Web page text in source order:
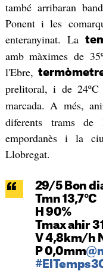
també arribaran
Ponent i les
enteranyinat. La
amb màximes de
l'Ebre,
prelitoral, i de
marcada. A més,
diferents trams
empordanès i la
Llobregat.
29/5 Bon
Tmn 13,7°C
H 90%
Tmax ahir
V 4,8km/h
P 0,0mm